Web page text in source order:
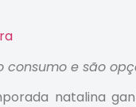
consumo e são
natalina